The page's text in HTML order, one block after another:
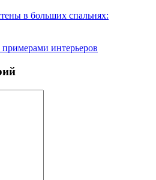
в больших спальнях:
интерьеров